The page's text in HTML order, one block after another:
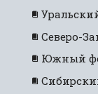
Северо-
Южный